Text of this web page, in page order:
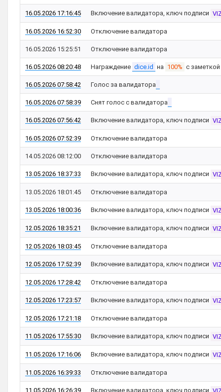
16.05.2026 17:16:45 Включение валидатора, ключ подписи
16.05.2026 16:52:30 Отключение валидатора
16.05.2026 15:25:51 Отключение валидатора
16.05.2026 08:20:48 Награждение dice.id на 100% с заметкой
16.05.2026 07:58:42 Голос за валидатора
16.05.2026 07:58:39 Снят голос с валидатора
16.05.2026 07:56:42 Включение валидатора, ключ подписи
16.05.2026 07:52:39 Отключение валидатора
14.05.2026 08:12:00 Отключение валидатора
13.05.2026 18:37:33 Включение валидатора, ключ подписи
13.05.2026 18:01:45 Отключение валидатора
13.05.2026 18:00:36 Включение валидатора, ключ подписи
12.05.2026 18:35:21 Включение валидатора, ключ подписи
12.05.2026 18:03:45 Отключение валидатора
12.05.2026 17:52:39 Включение валидатора, ключ подписи
12.05.2026 17:28:42 Отключение валидатора
12.05.2026 17:23:57 Включение валидатора, ключ подписи
12.05.2026 17:21:18 Отключение валидатора
11.05.2026 17:55:30 Включение валидатора, ключ подписи
11.05.2026 17:16:06 Включение валидатора, ключ подписи
11.05.2026 16:39:33 Отключение валидатора
11.05.2026 16:26:39 Включение валидатора, ключ подписи